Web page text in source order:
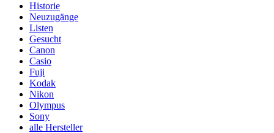
Historie
Neuzugänge
Listen
Gesucht
Canon
Casio
Fuji
Kodak
Nikon
Olympus
Sony
alle Hersteller